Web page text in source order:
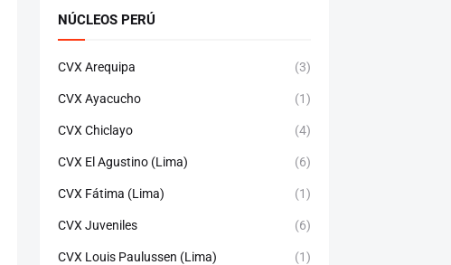
NÚCLEOS PERÚ
CVX Arequipa (3)
CVX Ayacucho (1)
CVX Chiclayo (4)
CVX El Agustino (Lima) (6)
CVX Fátima (Lima) (1)
CVX Juveniles (6)
CVX Louis Paulussen (Lima) (1)